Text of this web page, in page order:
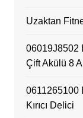
Uzaktan
06019J8502
Çift Akülü 8
0611265100
Kırıcı Delici